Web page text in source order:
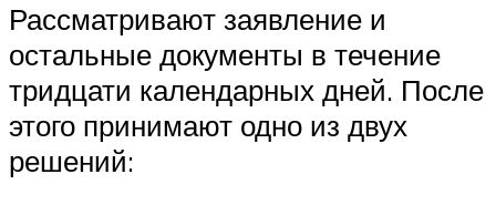
Рассматривают заявление и
остальные документы в течение
тридцати календарных дней. После
этого принимают одно из двух
решений: